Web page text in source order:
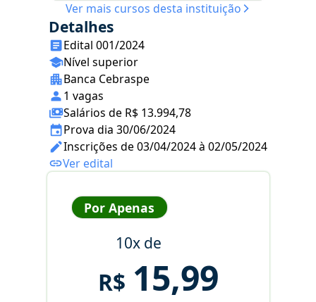
Ver mais cursos desta instituição
Detalhes
Edital 001/2024
Nível superior
Banca Cebraspe
1 vagas
Salários de R$ 13.994,78
Prova dia 30/06/2024
Inscrições de 03/04/2024 à 02/05/2024
Ver edital
Por Apenas
10x de
R$ 15,99